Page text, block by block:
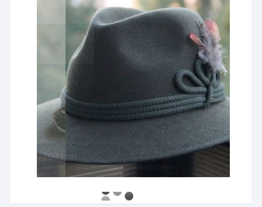
760 грн
Авторський бронзовий значок «Козуля»